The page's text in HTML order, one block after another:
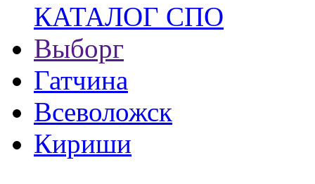
КАТАЛОГ СПО
Выборг
Гатчина
Всеволожск
Кириши